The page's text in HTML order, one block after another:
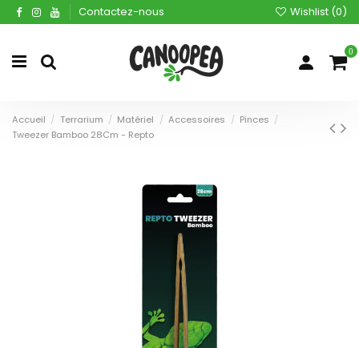
Contactez-nous Wishlist (0)
0
Accueil Terrarium Matériel Accessoires
Pinces
Tweezer Bamboo 28Cm - Repto